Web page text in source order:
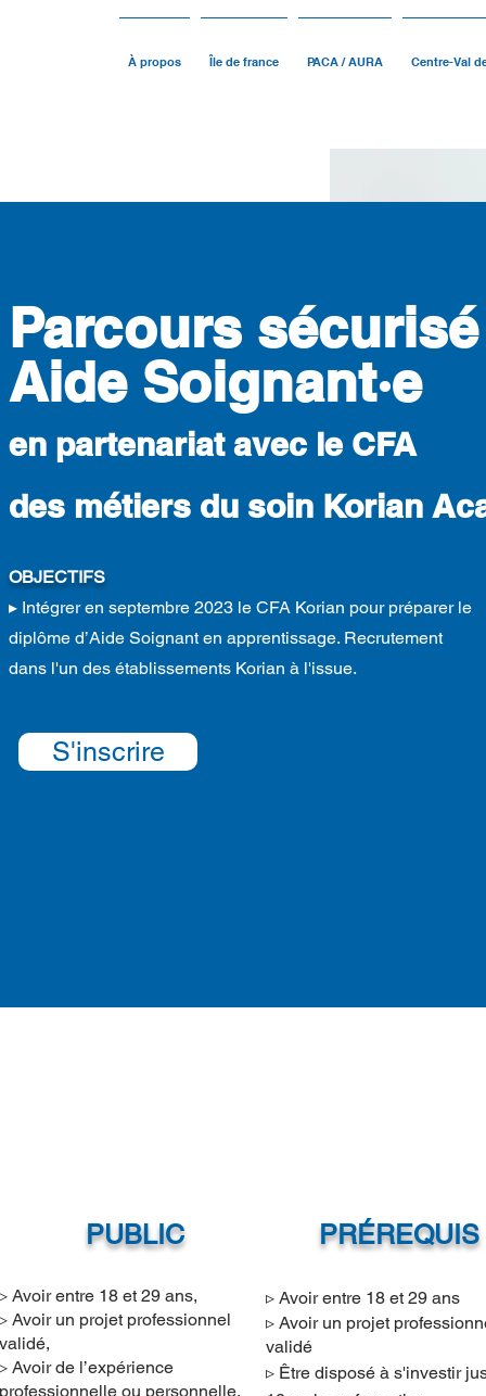
À propos Île de france PACA / AURA Centre-Val
Parcours sécurisé
Aide Soignant·e
en partenariat avec le CFA
des métiers du soin Korian
OBJECTIFS
▸ Intégrer en septembre 2023 le CFA Korian pour préparer le
diplôme d’Aide Soignant en apprentissage. Recrutement
dans l'un des établissements Korian à l'issue.
S'inscrire
PUBLIC
▹ Avoir entre 18 et 29 ans,
▹ Avoir un projet professionnel
validé,
▹ Avoir de l’expérience
professionnelle ou personnelle.
PRÉREQUIS
▹ Avoir entre 18 et 29 ans
▹ Avoir un projet
validé
▹ Être disposé à s'investir